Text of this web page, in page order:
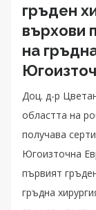
гръден
върхови
на
Доц. д-р
областта на
получава
Югоизточна
първият
гръдна